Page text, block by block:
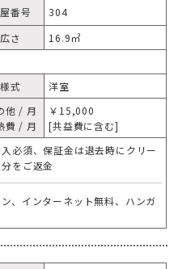
番号
304
広さ
16.9㎡
様式
洋室
他 / 月
費 / 月
￥15,000
[共益費に含む]
必須、保証金は退去時にクリー
をご返金
、インターネット無料、ハンガ